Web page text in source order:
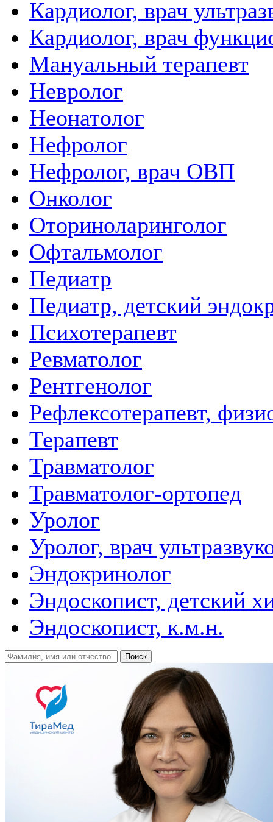
Кардиолог, врач
Кардиолог, врач
Мануальный терапевт
Невролог
Неонатолог
Нефролог
Нефролог, врач ОВП
Онколог
Оториноларинголог
Офтальмолог
Педиатр
Педиатр, детский
Психотерапевт
Ревматолог
Рентгенолог
Рефлексотерапевт,
Терапевт
Травматолог
Травматолог-ортопед
Уролог
Уролог, врач
Эндокринолог
Эндоскопист, детский
Эндоскопист, к.м.н.
Поиск